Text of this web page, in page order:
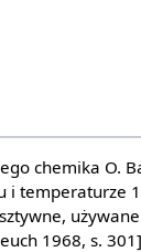
chemika O.
temperaturze
1968, s.